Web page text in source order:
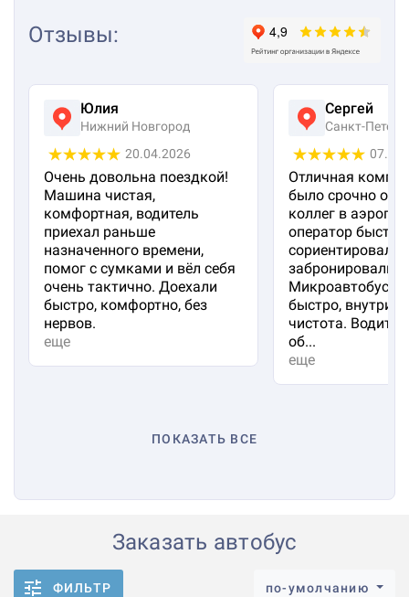
Отзывы:
Юлия
Нижний Новгород
20.04.2026
Очень довольна поездкой!
Машина чистая,
комфортная, водитель
приехал раньше
назначенного времени,
помог с сумками и вёл себя
очень тактично. Доехали
быстро, комфортно, без
нервов.
еще
Сергей
Санкт-
Отличная
было срочно
коллег в
оператор быстро
сориентировал и
забронировали
Микроавтобус
быстро, внутри
чистота.
об...
еще
ПОКАЗАТЬ ВСЕ
Заказать автобус
ФИЛЬТР по-умолчанию